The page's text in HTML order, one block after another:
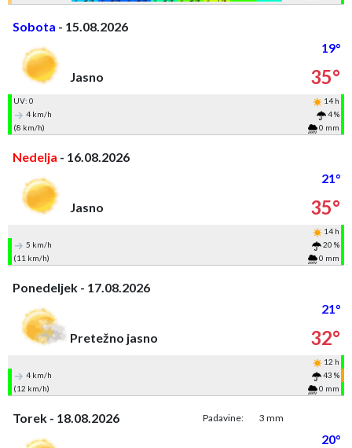
Sobota - 15.08.2026
19°
Jasno
35°
UV: 0
14 h
4 km/h
4 %
(8 km/h)
0 mm
Nedelja - 16.08.2026
21°
Jasno
35°
14 h
5 km/h
20 %
(11 km/h)
0 mm
Ponedeljek - 17.08.2026
21°
Pretežno jasno
32°
12 h
4 km/h
43 %
(12 km/h)
0 mm
Torek - 18.08.2026 Padavine: 3 mm
20°